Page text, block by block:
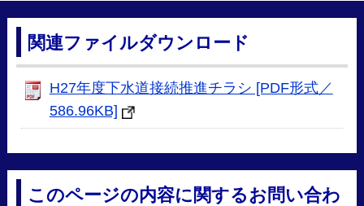
関連ファイルダウンロード
H27年度下水道接続推進チラシ [PDF形式／
586.96KB]
このページの内容に関するお問い合わ